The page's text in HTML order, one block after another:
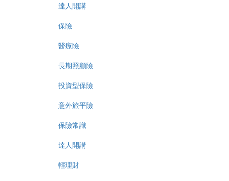
達人開講
保險
醫療險
長期照顧險
投資型保險
意外旅平險
保險常識
達人開講
輕理財